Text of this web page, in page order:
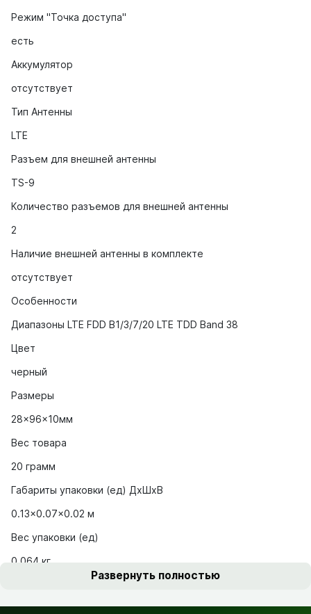
Режим "Точка доступа"
есть
Аккумулятор
отсутствует
Тип Антенны
LTE
Разъем для внешней антенны
TS-9
Количество разъемов для внешней антенны
2
Наличие внешней антенны в комплекте
отсутствует
Особенности
Диапазоны LTE FDD B1/3/7/20 LTE TDD Band 38
Цвет
черный
Размеры
28x96x10мм
Вес товара
20 грамм
Габариты упаковки (ед) ДхШхВ
0.13x0.07x0.02 м
Вес упаковки (ед)
0.064 кг
Развернуть полностью